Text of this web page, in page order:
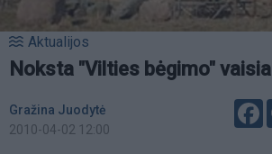
Aktualijos
Noksta "Vilties bėgimo"
Gražina Juodytė
2010-04-02 12:00